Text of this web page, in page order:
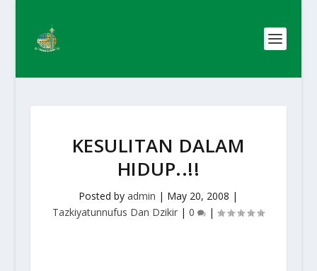
KESULITAN DALAM
HIDUP..!!
Posted byadmin | May 20, 2008 |
Tazkiyatunnufus Dan Dzikir |0 |